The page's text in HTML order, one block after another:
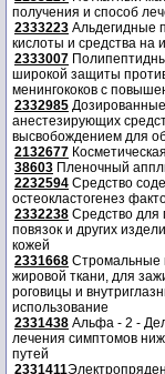
получения и способ
2333223 Альдегидные
кислоты и средства на
2333007
широкой защиты
менингококов с
2332985
анестезирующих
высвобождением для
2132677
38603 Пленочный
2232594 Средство
остеокластогенез
2332238 Средство для
повязок и других
кожей
2331668 Стромальные
жировой ткани, для
роговицы и
использование
2331438 Альфа - 2 -
лечения симптомов
путей
2331411